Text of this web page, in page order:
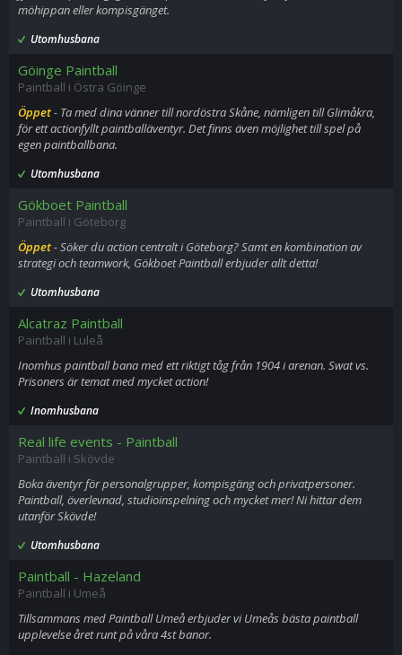
möhippan eller kompisgänget.
Utomhusbana
Göinge Paintball
Paintball i Östra Göinge
Öppet- Ta med dina vänner till nordöstra Skåne, nämligen till Glimåkra,
för ett actionfyllt paintballäventyr. Det finns även möjlighet till spel på
egen paintballbana.
Utomhusbana
Gökboet Paintball
Paintball i Göteborg
Öppet- Söker du action centralt i Göteborg? Samt en kombination av
strategi och teamwork, Gökboet Paintball erbjuder allt detta!
Utomhusbana
Alcatraz Paintball
Paintball i Luleå
Inomhus paintball bana med ett riktigt tåg från 1904 i arenan. Swat vs.
Prisoners är temat med mycket action!
Inomhusbana
Real life events - Paintball
Paintball i Skövde
Boka äventyr för personalgrupper, kompisgäng och privatpersoner.
Paintball, överlevnad, studioinspelning och mycket mer! Ni hittar dem
utanför Skövde!
Utomhusbana
Paintball - Hazeland
Paintball i Umeå
Tillsammans med Paintball Umeå erbjuder vi Umeås bästa paintball
upplevelse året runt på våra 4st banor.